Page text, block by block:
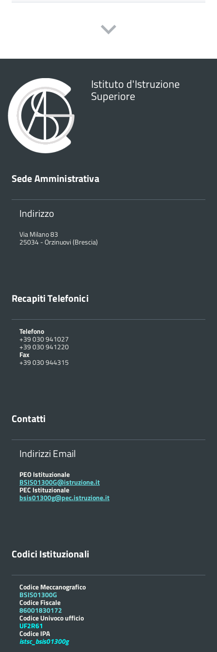
Istituto d'Istruzione
Superiore
Sede Amministrativa
Indirizzo
Via Milano 83
25034-Orzinuovi (Brescia)
Recapiti Telefonici
Telefono
+39 030 941027
+39 030 941220
Fax
+39 030 944315
Contatti
Indirizzi Email
PEO Istituzionale
BSIS01300G@istruzione.it
PEC Istituzionale
bsis01300g@pec.istruzione.it
Codici Istituzionali
Codice Meccanografico
BSIS01300G
Codice Fiscale
86001830172
Codice Univoco ufficio
UF2R61
Codice IPA
istsc_bsis01300g